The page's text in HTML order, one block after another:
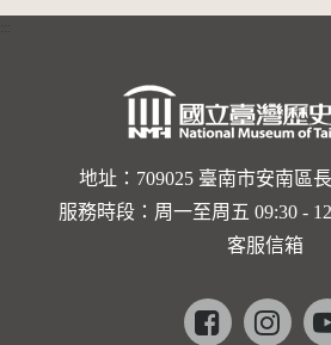
的依戀—
勒大地之
歌]【對
世界與生
命的依戀
馬勒大地
地址：709025 臺南市安南區
服務時段：周一至周五 09:30 -
客服信箱
Facebook